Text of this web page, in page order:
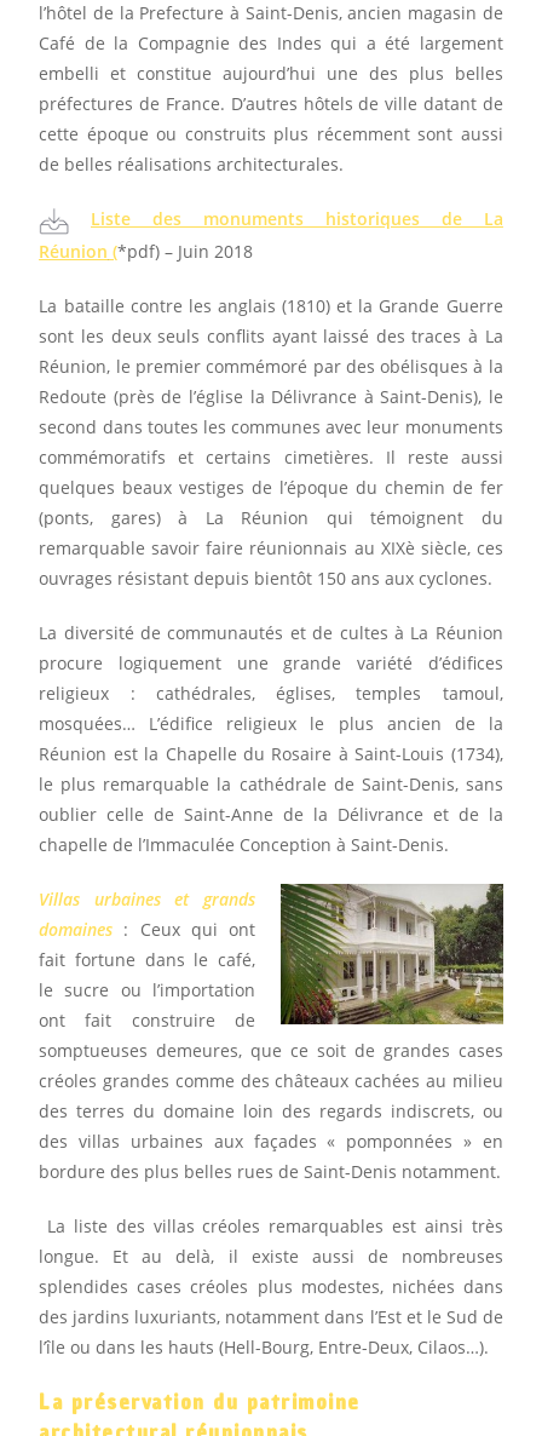
l’hôtel de la Prefecture à Saint-Denis, ancien magasin de
Café de la Compagnie des Indes qui a été largement
embelli et constitue aujourd’hui une des plus belles
préfectures de France. D’autres hôtels de ville datant de
cette époque ou construits plus récemment sont aussi
de belles réalisations architecturales.
Liste des monuments historiques de La
Réunion (*pdf) – Juin 2018
La bataille contre les anglais (1810) et la Grande Guerre
sont les deux seuls conflits ayant laissé des traces à La
Réunion, le premier commémoré par des obélisques à la
Redoute (près de l’église la Délivrance à Saint-Denis), le
second dans toutes les communes avec leur monuments
commémoratifs et certains cimetières. Il reste aussi
quelques beaux vestiges de l’époque du chemin de fer
(ponts, gares) à La Réunion qui témoignent du
remarquable savoir faire réunionnais au XIXè siècle, ces
ouvrages résistant depuis bientôt 150 ans aux cyclones.
La diversité de communautés et de cultes à La Réunion
procure logiquement une grande variété d’édifices
religieux : cathédrales, églises, temples tamoul,
mosquées… L’édifice religieux le plus ancien de la
Réunion est la Chapelle du Rosaire à Saint-Louis (1734),
le plus remarquable la cathédrale de Saint-Denis, sans
oublier celle de Saint-Anne de la Délivrance et de la
chapelle de l’Immaculée Conception à Saint-Denis.
Villas urbaines et grands
domaines : Ceux qui ont
fait fortune dans le café,
le sucre ou l’importation
ont fait construire de
somptueuses demeures, que ce soit de grandes cases
créoles grandes comme des châteaux cachées au milieu
des terres du domaine loin des regards indiscrets, ou
des villas urbaines aux façades « pomponnées » en
bordure des plus belles rues de Saint-Denis notamment.
La liste des villas créoles remarquables est ainsi très
longue. Et au delà, il existe aussi de nombreuses
splendides cases créoles plus modestes, nichées dans
des jardins luxuriants, notamment dans l’Est et le Sud de
l’île ou dans les hauts (Hell-Bourg, Entre-Deux, Cilaos…).
La préservation du patrimoine